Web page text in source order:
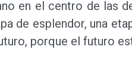
en el centro de las
de esplendor, una
porque el futuro